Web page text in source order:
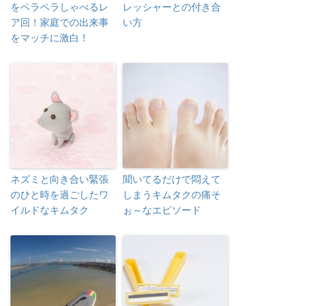
をペラペラしゃべるレ
ア回！家庭での出来事
をマッチに激白！
レッシャーとの付き合
い方
ネズミと向き合い緊張
のひと時を過ごしたワ
イルドなキムタク
聞いてるだけで悶えて
しまうキムタクの痛そ
ぉ～なエピソード